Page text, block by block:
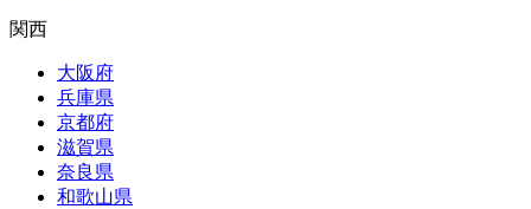
関西
大阪府
兵庫県
京都府
滋賀県
奈良県
和歌山県